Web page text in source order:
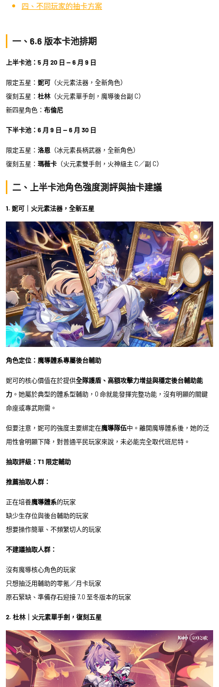
四、不同玩家的抽卡方案
一、6.6 版本卡池排期
上半卡池：5 月 20 日 — 6 月 9 日
限定五星： 妮可 （火元素法器，全新角色）
復刻五星： 杜林 （火元素單手劍，魔導後台副 C）
新四星角色： 布倫尼
下半卡池：6 月 9 日 — 6 月 30 日
限定五星： 洛恩 （冰元素長柄武器，全新角色）
復刻五星： 瑪薇卡 （火元素雙手劍，火神級主 C／副 C）
二、上半卡池角色強度測評與抽卡建議
1. 妮可｜火元素法器，全新五星
角色定位：魔導體系專屬後台輔助
妮可的核心價值在於提供全隊護盾、高額攻擊力增益與穩定後台輔助能
力 。她屬於典型的體系型輔助，0 命就能發揮完整功能，沒有明顯的關鍵
命座或專武剛需。
但要注意，妮可的強度主要綁定在魔導隊伍中。離開魔導體系後，她的泛
用性會明顯下降，對普通平民玩家來說，未必能完全取代班尼特。
抽取評級：T1 限定輔助
推薦抽取人群：
正在培養魔導體系的玩家
缺少生存位與後台輔助的玩家
想要操作簡單、不頻繁切人的玩家
不建議抽取人群：
沒有魔導核心角色的玩家
只想抽泛用輔助的零氪／月卡玩家
原石緊缺、準備存石迎接 7.0 至冬版本的玩家
2. 杜林｜火元素單手劍，復刻五星